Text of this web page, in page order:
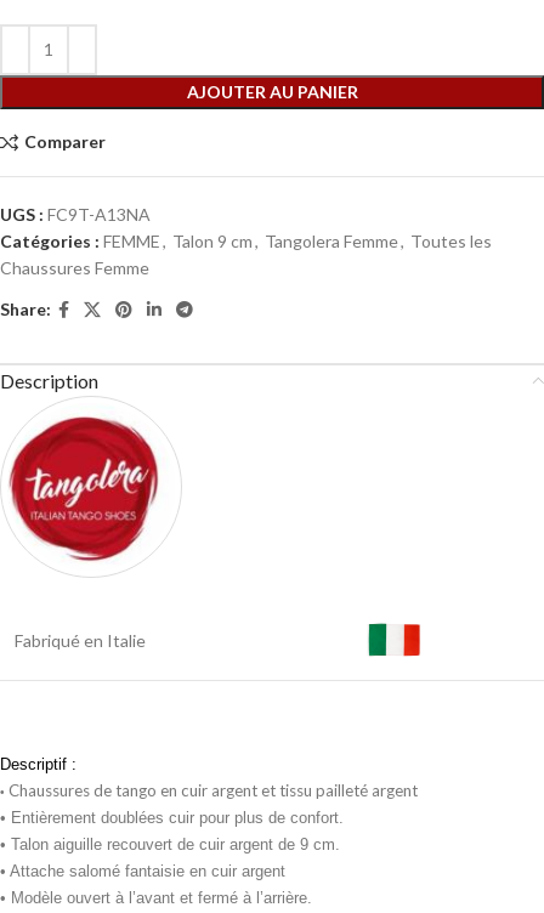
AJOUTER AU PANIER
Comparer
UGS : FC9T-A13NA
Catégories : FEMME, Talon 9 cm, Tangolera Femme, Toutes les
Chaussures Femme
Share:
Description
Fabriqué en Italie
Descriptif :
• Chaussures de tango en cuir argent et tissu pailleté argent
• Entièrement doublées cuir pour plus de confort.
• Talon aiguille recouvert de cuir argent de 9 cm.
• Attache salomé fantaisie en cuir argent
• Modèle ouvert à l’avant et fermé à l’arrière.